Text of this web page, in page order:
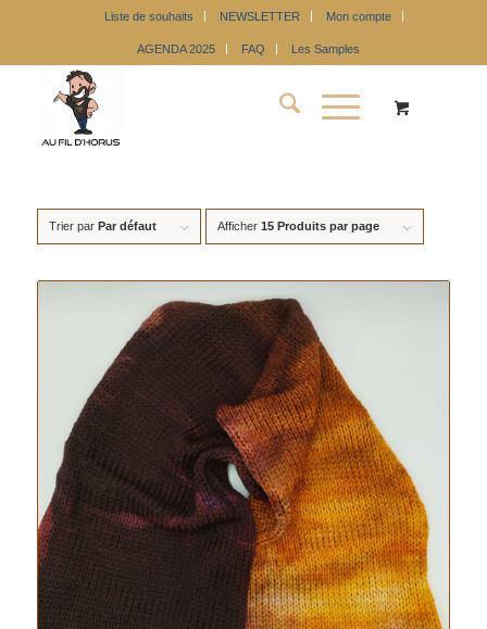
Liste de souhaits NEWSLETTER Mon compte
AGENDA 2025 FAQ Les Samples
Trier par Par défaut Afficher 15 Produits par page